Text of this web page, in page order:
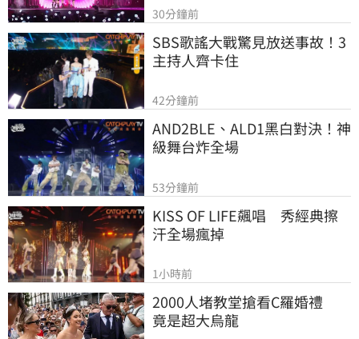
30分鐘前
SBS歌謠大戰驚見放送事故！3
主持人齊卡住
42分鐘前
AND2BLE、ALD1黑白對決！神
級舞台炸全場
53分鐘前
KISS OF LIFE飆唱　秀經典擦
汗全場瘋掉
1小時前
2000人堵教堂搶看C羅婚禮
竟是超大烏龍